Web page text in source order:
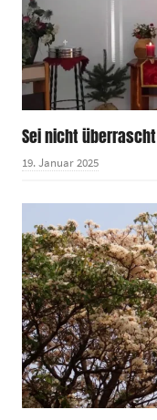
Sei nicht überrascht
19. Januar 2025